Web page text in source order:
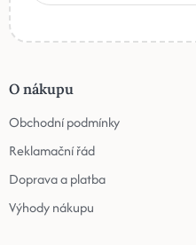
O nákupu
Obchodní podmínky
Reklamační řád
Doprava a platba
Výhody nákupu